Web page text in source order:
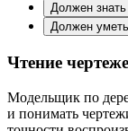
Должен знать
Должен уметь
Чтение
Модельщик по
и понимать